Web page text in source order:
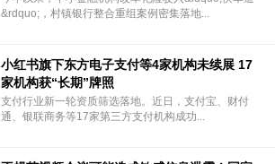
&rdquo;，村镇银行整合重组案例密集落地...
小红书旗下东方电子支付等4家机构未续展 17
家机构获“长期”牌照
支付行业新一轮资质筛选落地。近日，支付宝、财付
通、银联商务等17家第三方支付机构成功...